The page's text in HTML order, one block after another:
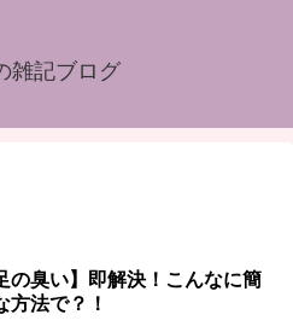
雑記ブログ
の臭い】即解決！こんなに簡
方法で？！